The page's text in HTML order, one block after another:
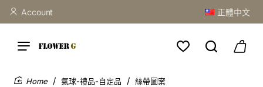
Account 正體中文
氣球-禮品-自定品 絲帶圖案